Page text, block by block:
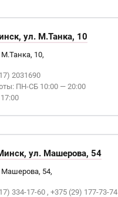
ул. М.Танка, 10
10,
2031690
ПН-СБ 10:00 — 20:00
ул. Машерова, 54
54,
334-17-60 , +375 (29) 177-73-74